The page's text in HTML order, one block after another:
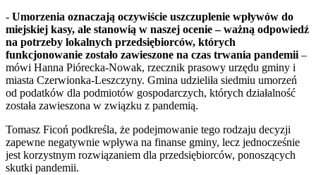
- Umorzenia oznaczają oczywiście uszczuplenie wpływów do
miejskiej kasy, ale stanowią w naszej ocenie – ważną odpowiedź
na potrzeby lokalnych przedsiębiorców, których
funkcjonowanie zostało zawieszone na czas trwania pandemii –
mówi Hanna Piórecka-Nowak, rzecznik prasowy urzędu gminy i
miasta Czerwionka-Leszczyny. Gmina udzieliła siedmiu umorzeń
od podatków dla podmiotów gospodarczych, których działalność
została zawieszona w związku z pandemią.
Tomasz Ficoń podkreśla, że podejmowanie tego rodzaju decyzji
zapewne negatywnie wpływa na finanse gminy, lecz jednocześnie
jest korzystnym rozwiązaniem dla przedsiębiorców, ponoszących
skutki pandemii.